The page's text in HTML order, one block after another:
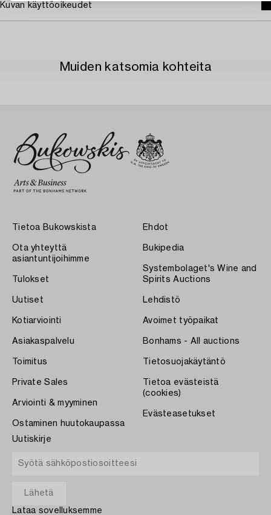
Kuvan käyttöoikeudet
Muiden katsomia kohteita
Tietoa Bukowskista
Ota yhteyttä
asiantuntijoihimme
Tulokset
Uutiset
Kotiarviointi
Asiakaspalvelu
Toimitus
Private Sales
Arviointi & myyminen
Ostaminen huutokaupassa
Ehdot
Bukipedia
Systembolaget's Wine and
Spirits Auctions
Lehdistö
Avoimet työpaikat
Bonhams - All auctions
Tietosuojakäytäntö
Tietoa evästeistä
(cookies)
Evästeasetukset
Uutiskirje
Lataa sovelluksemme